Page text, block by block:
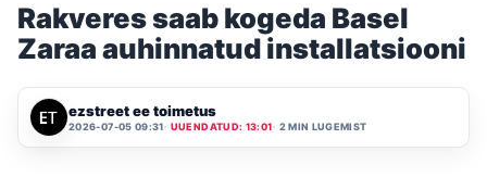
Rakveres saab kogeda Basel
Zaraa auhinnatud installatsiooni
ezstreet ee toimetus
2026-07-05 09:31 UUENDATUD: 13:01 2 MIN LUGEMIST